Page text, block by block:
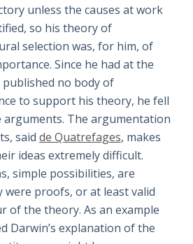
unless the causes at work
so his theory of
selection was, for him, of
Since he had at the
no body of
to support his theory, he fell
arguments. The argumentation
said de Quatrefages, makes
ideas extremely difficult.
simple possibilities, are
were proofs, or at least valid
of the theory. As an example
Darwin’s explanation of the